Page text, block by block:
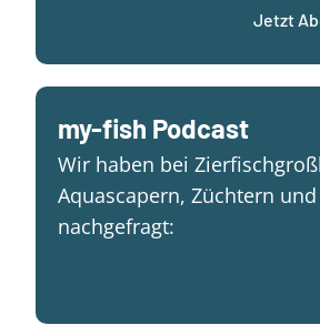
Jetzt
my-fish Podcast
Wir haben bei
Aquascapern, Züchtern
nachgefragt: